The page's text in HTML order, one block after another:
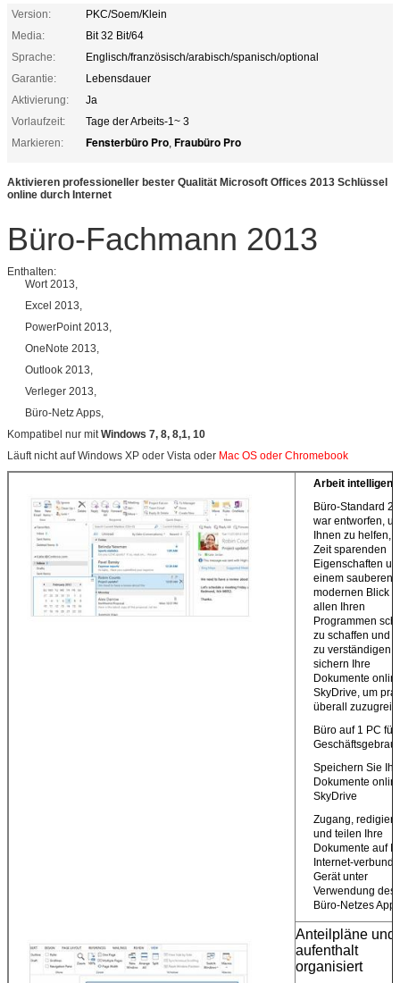
Version:
PKC/Soem/Klein
Media:
Bit 32 Bit/64
Sprache:
Englisch/französisch/arabisch/spanisch/optional
Garantie:
Lebensdauer
Aktivierung:
Ja
Vorlaufzeit:
Tage der Arbeits-1~ 3
Markieren:
Fensterbüro Pro, Fraubüro Pro
Aktivieren professioneller bester Qualität Microsoft Offices 2013 Schlüssel
online durch Internet
Büro-Fachmann 2013
Enthalten:
Wort 2013,
Excel 2013,
PowerPoint 2013,
OneNote 2013,
Outlook 2013,
Verleger 2013,
Büro-Netz Apps,
Kompatibel nur mitWindows 7, 8, 8,1, 10
Läuft nicht auf Windows XP oder Vista oder Mac OS oder Chromebook
Arbeit
Büro-Standard
war entworfen,
Ihnen zu helfen,
Zeit sparenden
Eigenschaften
einem sauberen,
modernen Blick
allen Ihren
Programmen
zu schaffen und
zu verständigen.
sichern Ihre
Dokumente
SkyDrive, um
überall
Büro auf 1 PC für
Speichern Sie
Dokumente
SkyDrive
Zugang,
und teilen Ihre
Dokumente auf
Internet-
Gerät unter
Verwendung des
Büro-Netzes Apps
Anteilpläne und
aufenthalt
organisiert